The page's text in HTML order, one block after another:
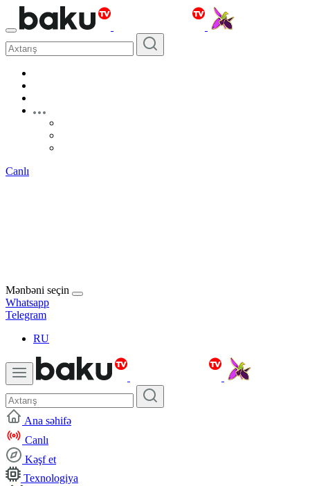
Canlı
Mənbəni seçin
Whatsapp
Telegram
RU
Ana səhifə
Canlı
Kəşf et
Texnologiya